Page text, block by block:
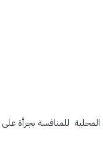
المحلية للمنافسة بجرأة